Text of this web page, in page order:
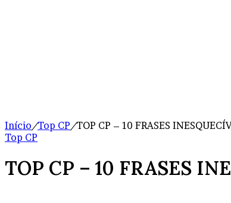
Início/Top CP/TOP CP – 10 FRASES
Top CP
TOP CP – 10 FRASES